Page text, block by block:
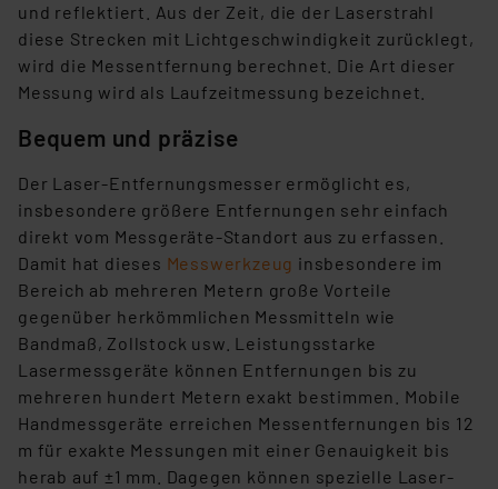
und reflektiert. Aus der Zeit, die der Laserstrahl
diese Strecken mit Lichtgeschwindigkeit zurücklegt,
wird die Messentfernung berechnet. Die Art dieser
Messung wird als Laufzeitmessung bezeichnet.
Bequem und präzise
Der Laser-Entfernungsmesser ermöglicht es,
insbesondere größere Entfernungen sehr einfach
direkt vom Messgeräte-Standort aus zu erfassen.
Damit hat dieses Messwerkzeug insbesondere im
Bereich ab mehreren Metern große Vorteile
gegenüber herkömmlichen Messmitteln wie
Bandmaß, Zollstock usw. Leistungsstarke
Lasermessgeräte können Entfernungen bis zu
mehreren hundert Metern exakt bestimmen. Mobile
Handmessgeräte erreichen Messentfernungen bis 12
m für exakte Messungen mit einer Genauigkeit bis
herab auf ±1 mm. Dagegen können spezielle Laser-